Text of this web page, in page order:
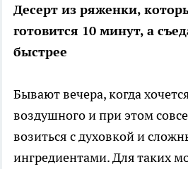
Десерт из ряженки,
готовится 10 минут, а
быстрее
Бывают вечера, когда
воздушного и при этом
возиться с духовкой и
ингредиентами. Для таких